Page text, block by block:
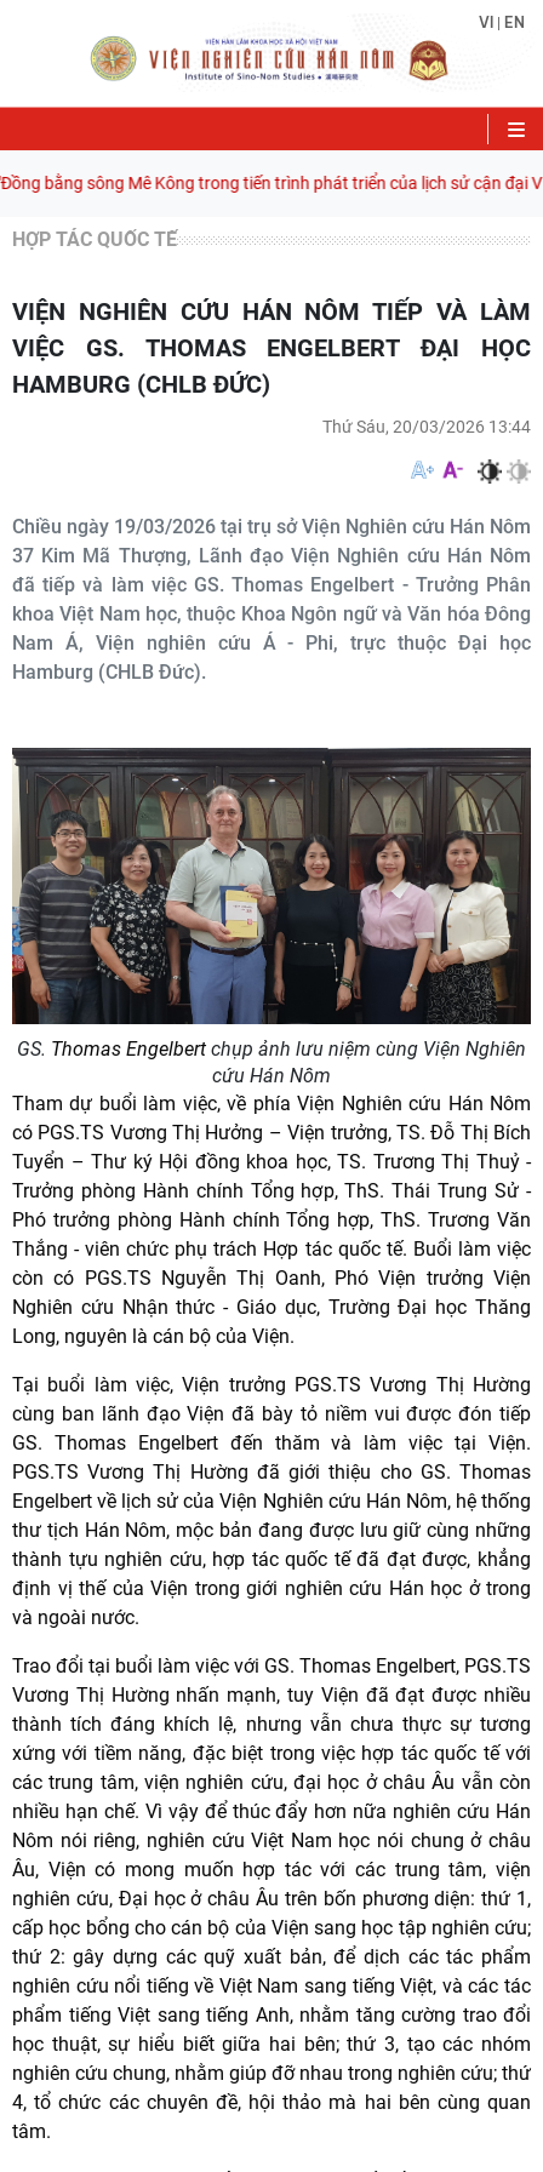
VI EN
bằng sông Mê Kông trong tiến trình phát triển của lịch sử cận đại Việt
HỢP TÁC QUỐC TẾ
VIỆN NGHIÊN CỨU HÁN NÔM TIẾP VÀ LÀM
VIỆC GS. THOMAS ENGELBERT ĐẠI HỌC
HAMBURG (CHLB ĐỨC)
Thứ Sáu, 20/03/2026 13:44
Chiều ngày 19/03/2026 tại trụ sở Viện Nghiên cứu Hán Nôm
37 Kim Mã Thượng, Lãnh đạo Viện Nghiên cứu Hán Nôm
đã tiếp và làm việc GS. Thomas Engelbert - Trưởng Phân
khoa Việt Nam học, thuộc Khoa Ngôn ngữ và Văn hóa Đông
Nam Á, Viện nghiên cứu Á - Phi, trực thuộc Đại học
Hamburg (CHLB Đức).
GS. Thomas Engelbert chụp ảnh lưu niệm cùng Viện Nghiên
cứu Hán Nôm
Tham dự buổi làm việc, về phía Viện Nghiên cứu Hán Nôm
có PGS.TS Vương Thị Hưởng – Viện trưởng, TS. Đỗ Thị Bích
Tuyển – Thư ký Hội đồng khoa học, TS. Trương Thị Thuỷ -
Trưởng phòng Hành chính Tổng hợp, ThS. Thái Trung Sử -
Phó trưởng phòng Hành chính Tổng hợp, ThS. Trương Văn
Thắng - viên chức phụ trách Hợp tác quốc tế. Buổi làm việc
còn có PGS.TS Nguyễn Thị Oanh, Phó Viện trưởng Viện
Nghiên cứu Nhận thức - Giáo dục, Trường Đại học Thăng
Long, nguyên là cán bộ của Viện.
Tại buổi làm việc, Viện trưởng PGS.TS Vương Thị Hường
cùng ban lãnh đạo Viện đã bày tỏ niềm vui được đón tiếp
GS. Thomas Engelbert đến thăm và làm việc tại Viện.
PGS.TS Vương Thị Hường đã giới thiệu cho GS. Thomas
Engelbert về lịch sử của Viện Nghiên cứu Hán Nôm, hệ thống
thư tịch Hán Nôm, mộc bản đang được lưu giữ cùng những
thành tựu nghiên cứu, hợp tác quốc tế đã đạt được, khẳng
định vị thế của Viện trong giới nghiên cứu Hán học ở trong
và ngoài nước.
Trao đổi tại buổi làm việc với GS. Thomas Engelbert, PGS.TS
Vương Thị Hường nhấn mạnh, tuy Viện đã đạt được nhiều
thành tích đáng khích lệ, nhưng vẫn chưa thực sự tương
xứng với tiềm năng, đặc biệt trong việc hợp tác quốc tế với
các trung tâm, viện nghiên cứu, đại học ở châu Âu vẫn còn
nhiều hạn chế. Vì vậy để thúc đẩy hơn nữa nghiên cứu Hán
Nôm nói riêng, nghiên cứu Việt Nam học nói chung ở châu
Âu, Viện có mong muốn hợp tác với các trung tâm, viện
nghiên cứu, Đại học ở châu Âu trên bốn phương diện: thứ 1,
cấp học bổng cho cán bộ của Viện sang học tập nghiên cứu;
thứ 2: gây dựng các quỹ xuất bản, để dịch các tác phẩm
nghiên cứu nổi tiếng về Việt Nam sang tiếng Việt, và các tác
phẩm tiếng Việt sang tiếng Anh, nhằm tăng cường trao đổi
học thuật, sự hiểu biết giữa hai bên; thứ 3, tạo các nhóm
nghiên cứu chung, nhằm giúp đỡ nhau trong nghiên cứu; thứ
4, tổ chức các chuyên đề, hội thảo mà hai bên cùng quan
tâm.